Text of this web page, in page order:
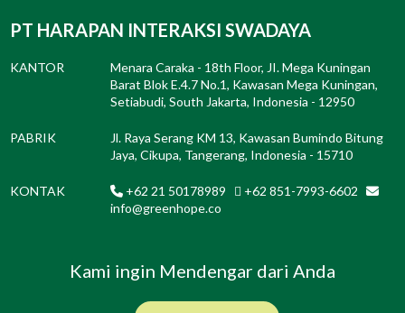
PT HARAPAN INTERAKSI SWADAYA
KANTOR
Menara Caraka - 18th Floor, JI. Mega Kuningan
Barat Blok E.4.7 No.1, Kawasan Mega Kuningan,
Setiabudi, South Jakarta, Indonesia - 12950
PABRIK
Jl. Raya Serang KM 13, Kawasan Bumindo Bitung
Jaya, Cikupa, Tangerang, Indonesia - 15710
KONTAK +62 21 50178989
+62 851-7993-6602
info@greenhope.co
Kami ingin Mendengar dari Anda